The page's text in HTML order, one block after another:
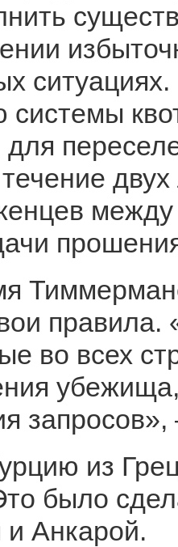
системы
для
во всех
из
было
Анкарой.